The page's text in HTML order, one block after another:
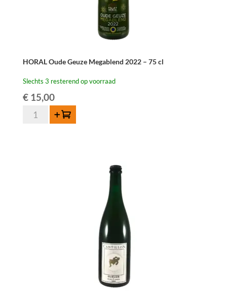
HORAL Oude Geuze Megablend 2022 – 75 cl
Slechts 3 resterend op voorraad
€15,00
HORAL
Toevoegen